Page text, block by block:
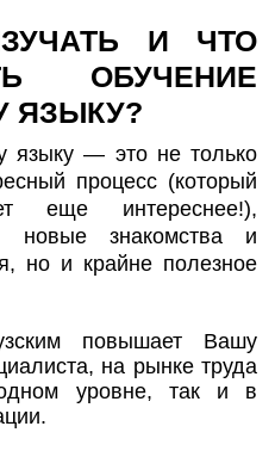
И ЧТО
ОБУЧЕНИЕ
ЯЗЫКУ?
языку — это не только
процесс (который
еще интереснее!),
новые знакомства и
но и крайне полезное
повышает Вашу
на рынке труда
уровне, так и в